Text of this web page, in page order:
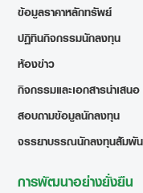
ข้อมูลราคาหลักทรัพย์
ปฏิทินกิจกรรมนักลงทุน
ห้องข่าว
กิจกรรมและเอกสารนำเสนอ
สอบถามข้อมูลนักลงทุน
จรรยาบรรณนักลงทุนสัมพั
การพัฒนาอย่างยั่งยืน